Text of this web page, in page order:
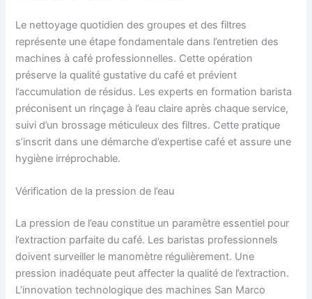
Le nettoyage quotidien des groupes et des filtres
représente une étape fondamentale dans l’entretien des
machines à café professionnelles. Cette opération
préserve la qualité gustative du café et prévient
l’accumulation de résidus. Les experts en formation barista
préconisent un rinçage à l’eau claire après chaque service,
suivi d’un brossage méticuleux des filtres. Cette pratique
s’inscrit dans une démarche d’expertise café et assure une
hygiène irréprochable.
Vérification de la pression de l’eau
La pression de l’eau constitue un paramètre essentiel pour
l’extraction parfaite du café. Les baristas professionnels
doivent surveiller le manomètre régulièrement. Une
pression inadéquate peut affecter la qualité de l’extraction.
L’innovation technologique des machines San Marco